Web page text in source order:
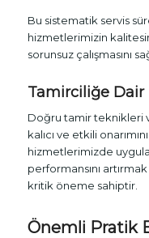
Bu sistematik servis
hizmetlerimizin
sorunsuz çalışmasını
Tamirciliğe
Doğru tamir teknikleri
kalıcı ve etkili
hizmetlerimizde
performansını
kritik öneme sahiptir.
Önemli Pratik